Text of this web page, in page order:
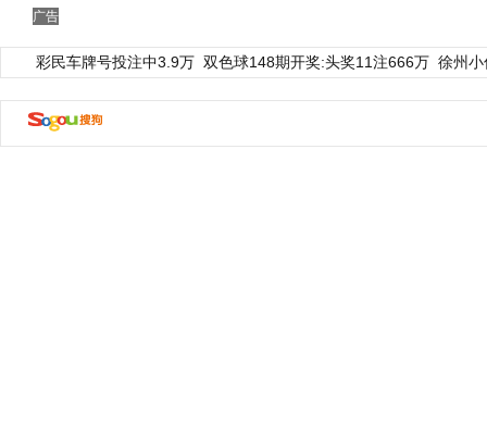
广告
彩民车牌号投注中3.9万 双色球148期开奖:头奖11注666万 徐州